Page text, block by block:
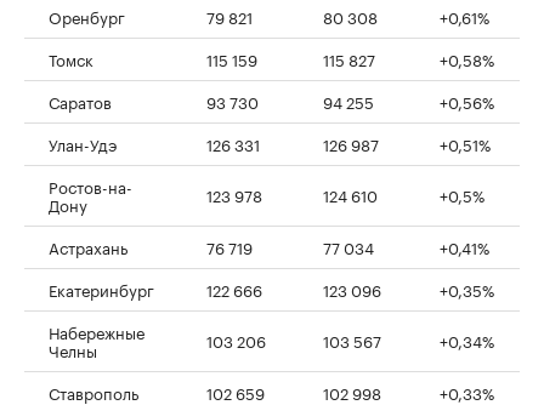
Оренбург
79 821 80 308
+0,61%
Томск
115 159 115 827
+0,58%
Саратов
93 730 94 255
+0,56%
Улан-Удэ
126 331 126 987
+0,51%
Ростов-на-
Дону 123 978 124 610 +0,5%
Астрахань 76 719 77 034
+0,41%
Екатеринбург
122 666 123 096
+0,35%
Набережные
Челны 103 206 103 567 +0,34%
Ставрополь 102 659 102 998
+0,33%